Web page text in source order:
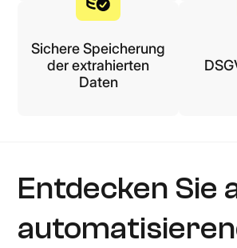
Sichere Speicherung
der extrahierten
Daten
Entdecken Sie